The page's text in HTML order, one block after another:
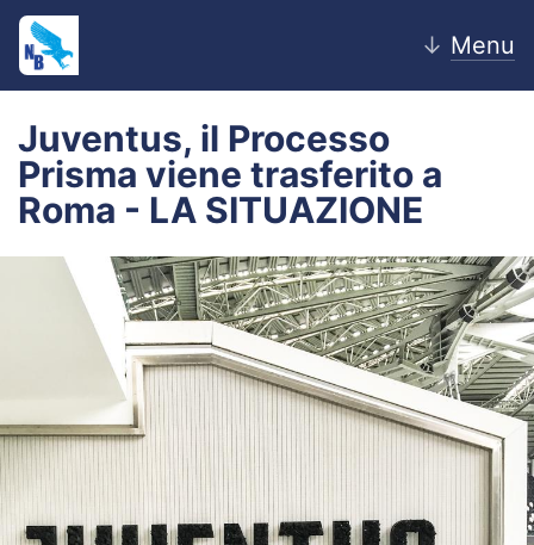
↓ Menu
Home
News
Editoriale
Pagelle
Settore Giovanile
Lazio Women
Calciomercato
Juventus, il Processo
Prisma viene trasferito a
Roma - LA SITUAZIONE